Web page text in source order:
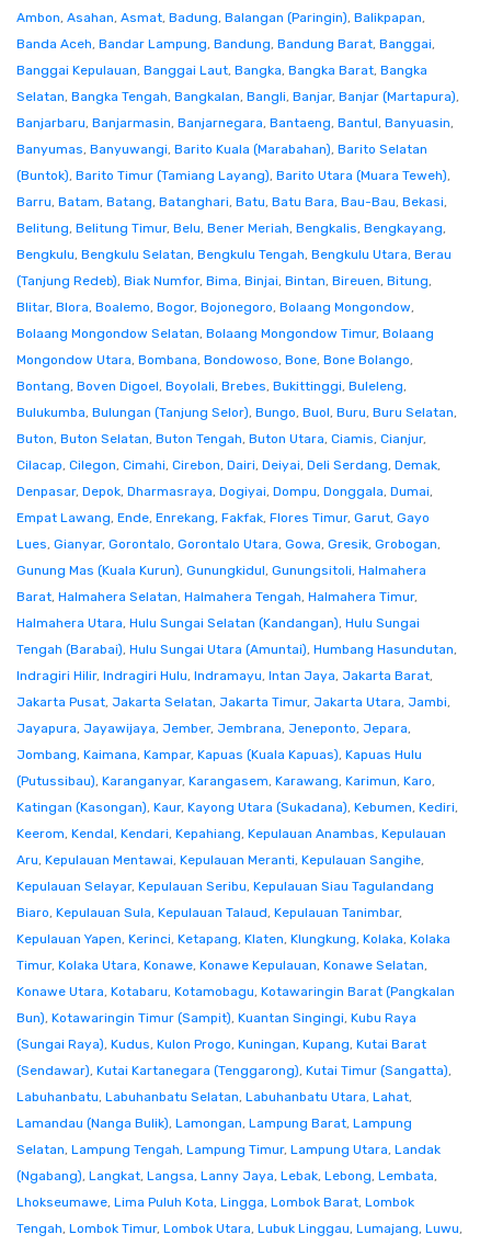
Ambon, Asahan, Asmat, Badung, Balangan (Paringin), Balikpapan,
Banda Aceh, Bandar Lampung, Bandung, Bandung Barat, Banggai,
Banggai Kepulauan, Banggai Laut, Bangka, Bangka Barat, Bangka
Selatan, Bangka Tengah, Bangkalan, Bangli, Banjar, Banjar (Martapura),
Banjarbaru, Banjarmasin, Banjarnegara, Bantaeng, Bantul, Banyuasin,
Banyumas, Banyuwangi, Barito Kuala (Marabahan), Barito Selatan
(Buntok), Barito Timur (Tamiang Layang), Barito Utara (Muara Teweh),
Barru, Batam, Batang, Batanghari, Batu, Batu Bara, Bau-Bau, Bekasi,
Belitung, Belitung Timur, Belu, Bener Meriah, Bengkalis, Bengkayang,
Bengkulu, Bengkulu Selatan, Bengkulu Tengah, Bengkulu Utara, Berau
(Tanjung Redeb), Biak Numfor, Bima, Binjai, Bintan, Bireuen, Bitung,
Blitar, Blora, Boalemo, Bogor, Bojonegoro, Bolaang Mongondow,
Bolaang Mongondow Selatan, Bolaang Mongondow Timur, Bolaang
Mongondow Utara, Bombana, Bondowoso, Bone, Bone Bolango,
Bontang, Boven Digoel, Boyolali, Brebes, Bukittinggi, Buleleng,
Bulukumba, Bulungan (Tanjung Selor), Bungo, Buol, Buru, Buru Selatan,
Buton, Buton Selatan, Buton Tengah, Buton Utara, Ciamis, Cianjur,
Cilacap, Cilegon, Cimahi, Cirebon, Dairi, Deiyai, Deli Serdang, Demak,
Denpasar, Depok, Dharmasraya, Dogiyai, Dompu, Donggala, Dumai,
Empat Lawang, Ende, Enrekang, Fakfak, Flores Timur, Garut, Gayo
Lues, Gianyar, Gorontalo, Gorontalo Utara, Gowa, Gresik, Grobogan,
Gunung Mas (Kuala Kurun), Gunungkidul, Gunungsitoli, Halmahera
Barat, Halmahera Selatan, Halmahera Tengah, Halmahera Timur,
Halmahera Utara, Hulu Sungai Selatan (Kandangan), Hulu Sungai
Tengah (Barabai), Hulu Sungai Utara (Amuntai), Humbang Hasundutan,
Indragiri Hilir, Indragiri Hulu, Indramayu, Intan Jaya, Jakarta Barat,
Jakarta Pusat, Jakarta Selatan, Jakarta Timur, Jakarta Utara, Jambi,
Jayapura, Jayawijaya, Jember, Jembrana, Jeneponto, Jepara,
Jombang, Kaimana, Kampar, Kapuas (Kuala Kapuas), Kapuas Hulu
(Putussibau), Karanganyar, Karangasem, Karawang, Karimun, Karo,
Katingan (Kasongan), Kaur, Kayong Utara (Sukadana), Kebumen, Kediri,
Keerom, Kendal, Kendari, Kepahiang, Kepulauan Anambas, Kepulauan
Aru, Kepulauan Mentawai, Kepulauan Meranti, Kepulauan Sangihe,
Kepulauan Selayar, Kepulauan Seribu, Kepulauan Siau Tagulandang
Biaro, Kepulauan Sula, Kepulauan Talaud, Kepulauan Tanimbar,
Kepulauan Yapen, Kerinci, Ketapang, Klaten, Klungkung, Kolaka, Kolaka
Timur, Kolaka Utara, Konawe, Konawe Kepulauan, Konawe Selatan,
Konawe Utara, Kotabaru, Kotamobagu, Kotawaringin Barat (Pangkalan
Bun), Kotawaringin Timur (Sampit), Kuantan Singingi, Kubu Raya
(Sungai Raya), Kudus, Kulon Progo, Kuningan, Kupang, Kutai Barat
(Sendawar), Kutai Kartanegara (Tenggarong), Kutai Timur (Sangatta),
Labuhanbatu, Labuhanbatu Selatan, Labuhanbatu Utara, Lahat,
Lamandau (Nanga Bulik), Lamongan, Lampung Barat, Lampung
Selatan, Lampung Tengah, Lampung Timur, Lampung Utara, Landak
(Ngabang), Langkat, Langsa, Lanny Jaya, Lebak, Lebong, Lembata,
Lhokseumawe, Lima Puluh Kota, Lingga, Lombok Barat, Lombok
Tengah, Lombok Timur, Lombok Utara, Lubuk Linggau, Lumajang, Luwu,